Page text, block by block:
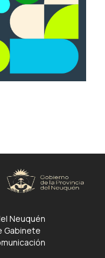
Neuquén
Gabinete